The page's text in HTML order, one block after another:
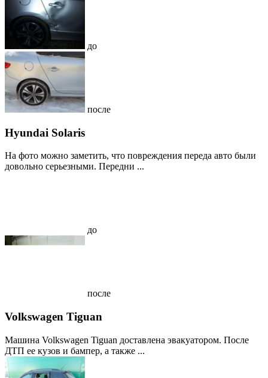
до
после
Hyundai Solaris
На фото можно заметить, что повреждения переда авто были
довольно серьезными. Передни ...
до
после
Volkswagen Tiguan
Машина Volkswagen Tiguan доставлена эвакуатором. После
ДТП ее кузов и бампер, а также ...